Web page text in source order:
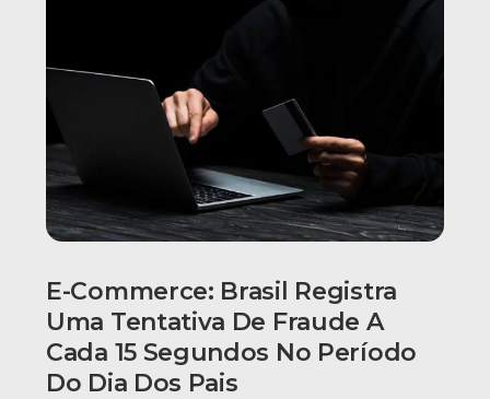
E-Commerce: Brasil Registra
Uma Tentativa De Fraude A
Cada 15 Segundos No Período
Do Dia Dos Pais